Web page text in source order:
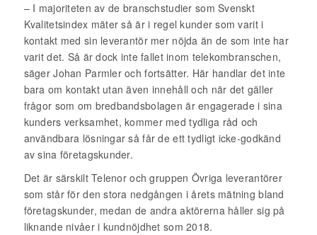
– I majoriteten av de branschstudier som Svenskt
Kvalitetsindex mäter så är i regel kunder som varit i
kontakt med sin leverantör mer nöjda än de som inte har
varit det. Så är dock inte fallet inom telekombranschen,
säger Johan Parmler och fortsätter. Här handlar det inte
bara om kontakt utan även innehåll och när det gäller
frågor som om bredbandsbolagen är engagerade i sina
kunders verksamhet, kommer med tydliga råd och
användbara lösningar så får de ett tydligt icke-godkänd
av sina företagskunder.
Det är särskilt Telenor och gruppen Övriga leverantörer
som står för den stora nedgången i årets mätning bland
företagskunder, medan de andra aktörerna håller sig på
liknande nivåer i kundnöjdhet som 2018.